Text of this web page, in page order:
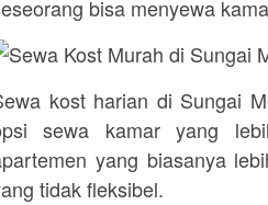
bisa menyewa
kost harian di Sungai
sewa kamar yang
yang biasanya
tidak fleksibel.